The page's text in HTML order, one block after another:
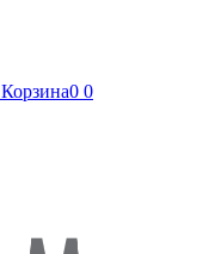
Корзина0 0